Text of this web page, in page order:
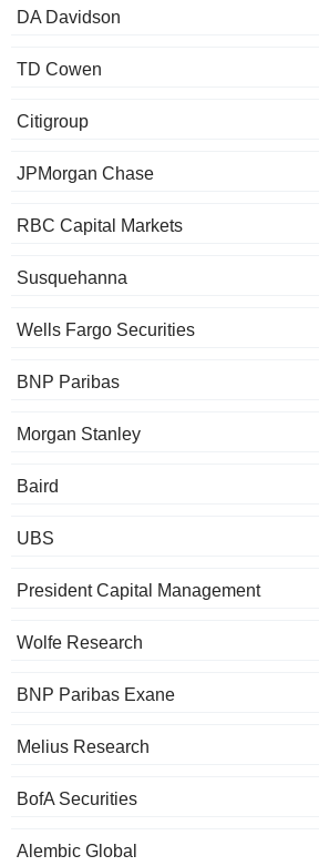
DA Davidson
TD Cowen
Citigroup
JPMorgan Chase
RBC Capital Markets
Susquehanna
Wells Fargo Securities
BNP Paribas
Morgan Stanley
Baird
UBS
President Capital Management
Wolfe Research
BNP Paribas Exane
Melius Research
BofA Securities
Alembic Global